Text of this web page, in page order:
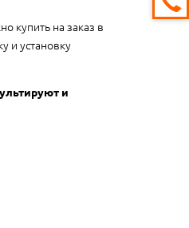
купить на заказ в
и установку
и